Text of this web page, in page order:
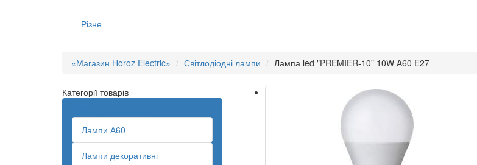
Різне
«Магазин Horoz Electric» Світлодіодні лампи Лампа led "PREMIER-10" 10W A60 E27
Категорії товарів
Лампи А60
Лампи декоративні